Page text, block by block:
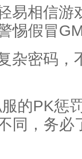
易相信
惕假冒
杂密码，
的PK惩
同，务必